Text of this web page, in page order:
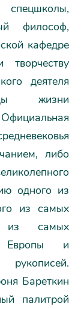
философ,
кафедре
деятеля
жизни
либо
одного из
из самых
из самых
Европы и
Бареткин
палитрой